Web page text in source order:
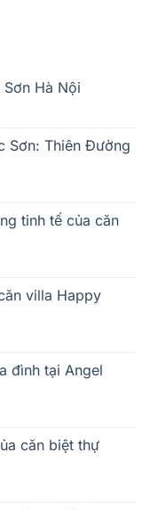
Hà Nội
Sơn: Thiên Đường
tinh tế của căn
villa Happy
đình tại Angel
căn biệt thự